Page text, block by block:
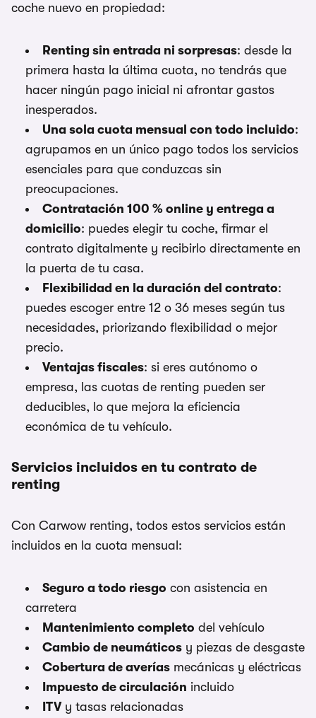
coche nuevo en propiedad:
Renting sin entrada ni sorpresas: desde la
primera hasta la última cuota, no tendrás que
hacer ningún pago inicial ni afrontar gastos
inesperados.
Una sola cuota mensual con todo incluido:
agrupamos en un único pago todos los servicios
esenciales para que conduzcas sin
preocupaciones.
Contratación 100 % online y entrega a
domicilio: puedes elegir tu coche, firmar el
contrato digitalmente y recibirlo directamente en
la puerta de tu casa.
Flexibilidad en la duración del contrato:
puedes escoger entre 12 o 36 meses según tus
necesidades, priorizando flexibilidad o mejor
precio.
Ventajas fiscales: si eres autónomo o
empresa, las cuotas de renting pueden ser
deducibles, lo que mejora la eficiencia
económica de tu vehículo.
Servicios incluidos en tu contrato de
renting
Con Carwow renting, todos estos servicios están
incluidos en la cuota mensual:
Seguro a todo riesgo con asistencia en
carretera
Mantenimiento completo del vehículo
Cambio de neumáticos y piezas de desgaste
Cobertura de averías mecánicas y eléctricas
Impuesto de circulación incluido
ITVy tasas relacionadas